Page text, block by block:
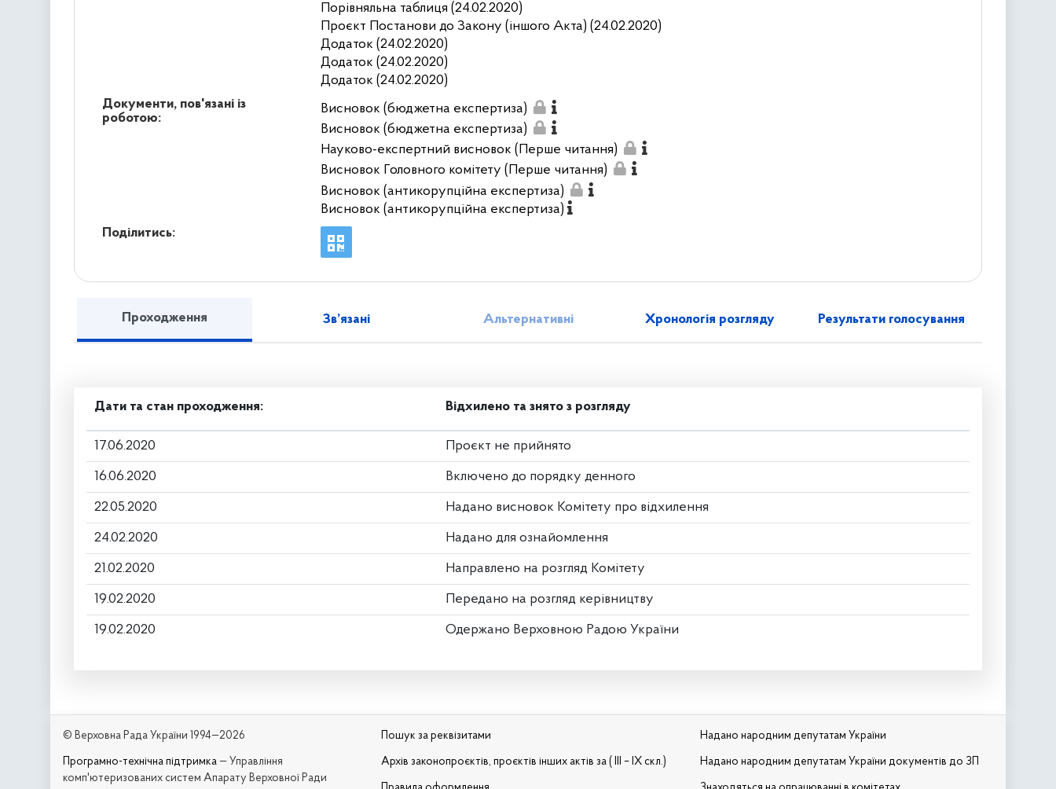
Порівняльна таблиця (24.02.2020)
Проєкт Постанови до Закону (іншого Акта) (24.02.2020)
Додаток (24.02.2020)
Додаток (24.02.2020)
Додаток (24.02.2020)
Документи, пов'язані із
роботою:
Висновок (бюджетна експертиза)
Висновок (бюджетна експертиза)
Науково-експертний висновок (Перше читання)
Висновок Головного комітету (Перше читання)
Висновок (антикорупційна експертиза)
Висновок (антикорупційна експертиза)
Поділитись:
Проходження Зв’язані Альтернативні Хронологія розгляду Результати голосування
Дати та стан проходження: Відхилено та знято з розгляду
17.06.2020 Проєкт не прийнято
16.06.2020 Включено до порядку денного
22.05.2020 Надано висновок Комітету про відхилення
24.02.2020 Надано для ознайомлення
21.02.2020 Направлено на розгляд Комітету
19.02.2020 Передано на розгляд керівництву
19.02.2020 Одержано Верховною Радою України
© Верховна Рада України 1994—2026
Програмно-технічна підтримка — Управління
комп'ютеризованих систем Апарату Верховної Ради
Пошук за реквізитами
Архів законопроєктів, проєктів інших актів за ( III – IX скл.)
Надано народним депутатам України
Надано народним депутатам України документів до ЗП